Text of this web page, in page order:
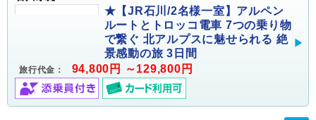
★【JR石川/2名様一室】アルペン
ルートとトロッコ電車 7つの乗り物
で繋ぐ 北アルプスに魅せられる 絶
景感動の旅 3日間
旅行代金： 94,800円 ～129,800円